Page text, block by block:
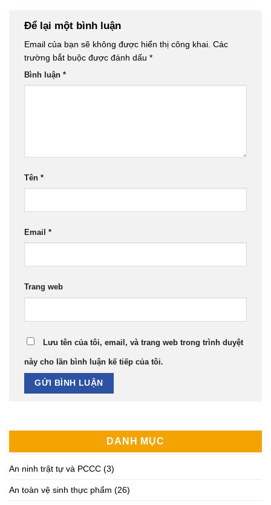
Để lại một bình luận
Email của bạn sẽ không được hiển thị công khai. Các
trường bắt buộc được đánh dấu *
Bình luận *
Tên *
Email *
Trang web
Lưu tên của tôi, email, và trang web trong trình duyệt
này cho lần bình luận kế tiếp của tôi.
DANH MỤC
An ninh trật tự và PCCC (3)
An toàn vệ sinh thực phẩm (26)